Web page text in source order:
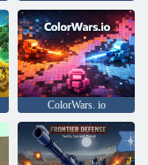
ColorWars. io